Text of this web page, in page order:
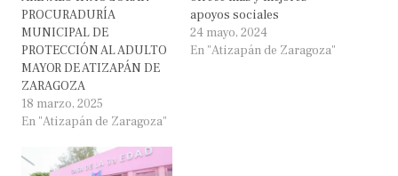
PROCURADURÍA
MUNICIPAL DE
PROTECCIÓN AL ADULTO
MAYOR DE ATIZAPÁN DE
ZARAGOZA
18 marzo, 2025
En "Atizapán de Zaragoza"
apoyos sociales
24 mayo, 2024
En "Atizapán de Zaragoza"